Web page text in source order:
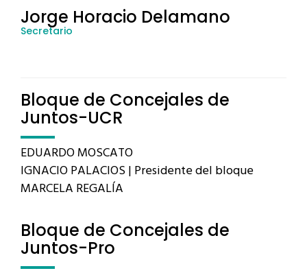
Jorge Horacio Delamano
Secretario
Bloque de Concejales de
Juntos-UCR
EDUARDO MOSCATO
IGNACIO PALACIOS | Presidente del bloque
MARCELA REGALÍA
Bloque de Concejales de
Juntos-Pro